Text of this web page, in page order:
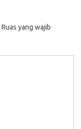
Ruas yang wajib